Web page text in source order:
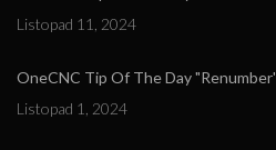
Listopad 11, 2024
OneCNC Tip Of The Day "Renumber'
Listopad 1, 2024